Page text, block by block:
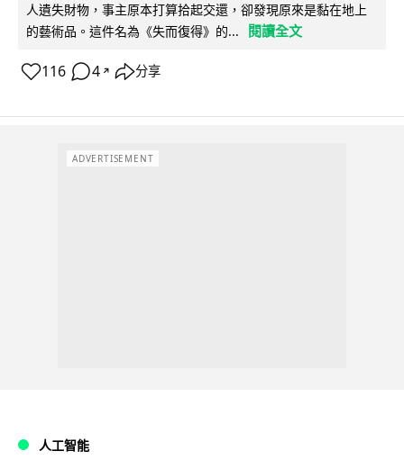
人遺失財物，事主原本打算拾起交還，卻發現原來是黏在地上
的藝術品。這件名為《失而復得》的...
閱讀全文
116 4 ↗ 分享
ADVERTISEMENT
人工智能